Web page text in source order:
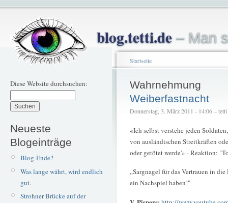
blog.tetti.de– Man
Diese Website durchsuchen:
Neueste
Blogeinträge
Blog-Ende?
Was lange währt, wird endlich
gut.
Strohner Brücke auf der
Startseite
Wahrnehmung
Weiberfastnacht
Donnerstag, 3. März 2011 - 14:06 – tetti
«Ich selbst verstehe jeden
von ausländischen Streitkräften
oder getötet werde'» - Reaktion:
„Sargnagel für das Vertrauen in
ein Nachspiel haben!"